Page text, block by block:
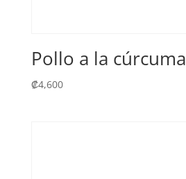
Pollo a la cúrcuma
₡4,600